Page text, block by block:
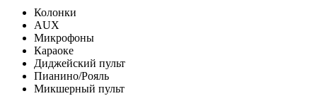
Колонки
AUX
Микрофоны
Караоке
Диджейский пульт
Пианино/Рояль
Микшерный пульт